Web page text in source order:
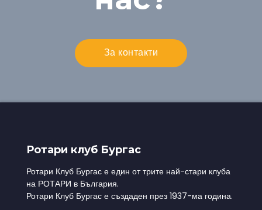
За контакти
Ротари клуб Бургас
Ротари Клуб Бургас е един от трите най-стари клуба
на РОТАРИ в България.
Ротари Клуб Бургас е създаден през 1937-ма година.